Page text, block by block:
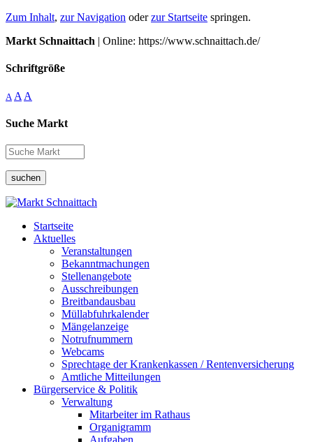
Zum Inhalt, zur Navigation oderzur Startseite springen.
Markt Schnaittach | Online: https://www.schnaittach.de/
Schriftgröße
A A A
Suche Markt
suchen
Startseite
Aktuelles
Veranstaltungen
Bekanntmachungen
Stellenangebote
Ausschreibungen
Breitbandausbau
Müllabfuhrkalender
Mängelanzeige
Notrufnummern
Webcams
Sprechtage der Krankenkassen / Rentenversicherung
Amtliche Mitteilungen
Bürgerservice & Politik
Verwaltung
Mitarbeiter im Rathaus
Organigramm
Aufgaben